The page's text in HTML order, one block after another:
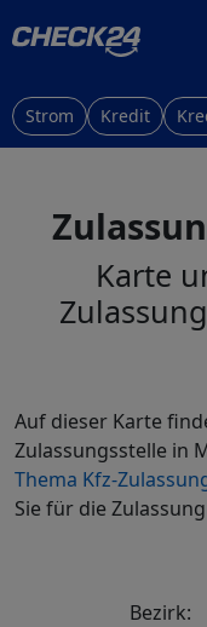
Strom Kredit
Karte
Auf dieser Karte
Zulassungsstelle in
Thema Kfz-
Sie für die
Bezirk: